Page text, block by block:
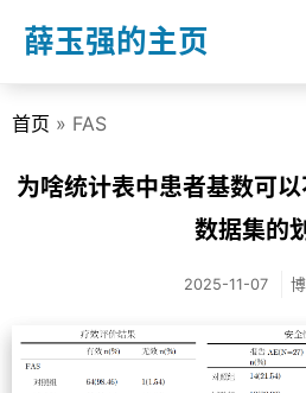
薛玉强的主页
分类
博客
教学
关于我
首页 » FAS
为啥统计表中患者基数可
数据集的
2025-11-07